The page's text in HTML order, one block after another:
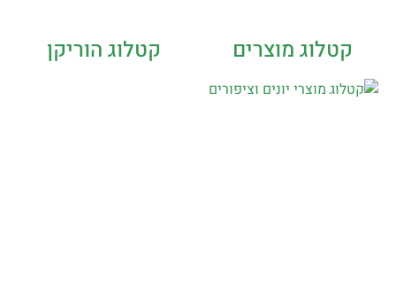
קטלוג מוצרים קטלוג הוריקן